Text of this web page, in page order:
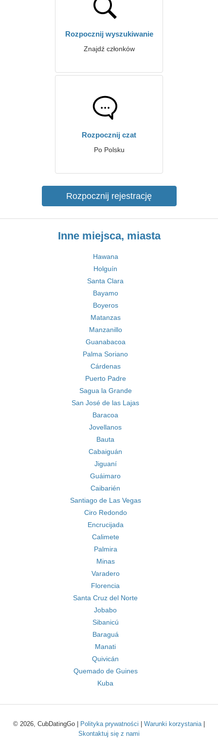
Rozpocznij wyszukiwanie
Znajdź członków
Rozpocznij czat
Po Polsku
Rozpocznij rejestrację
Inne miejsca, miasta
Hawana
Holguín
Santa Clara
Bayamo
Boyeros
Matanzas
Manzanillo
Guanabacoa
Palma Soriano
Cárdenas
Puerto Padre
Sagua la Grande
San José de las Lajas
Baracoa
Jovellanos
Bauta
Cabaiguán
Jiguaní
Guáimaro
Caibarién
Santiago de Las Vegas
Ciro Redondo
Encrucijada
Calimete
Palmira
Minas
Varadero
Florencia
Santa Cruz del Norte
Jobabo
Sibanicú
Baraguá
Manati
Quivicán
Quemado de Guines
Kuba
© 2026, CubDatingGo | Polityka prywatności Warunki korzystania|
Skontaktuj się z nami